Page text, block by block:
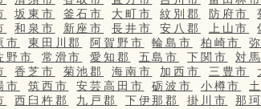
坂東市 釜石市 大町市 紋別郡 防府市
和泉市 新座市 長井市 安八郡 上山市
市 東田川郡 阿賀野市 輪島市 柏崎市
野市 常滑市 愛知郡 五島市 下関市 対
香芝市 菊池郡 海南市 加西市 三豊市
市 筑西市 安芸高田市 砺波市 小樽市
西臼杵郡 九戸郡 下伊那郡 掛川市 那